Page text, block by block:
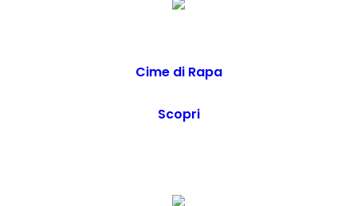
Cime di Rapa
Scopri